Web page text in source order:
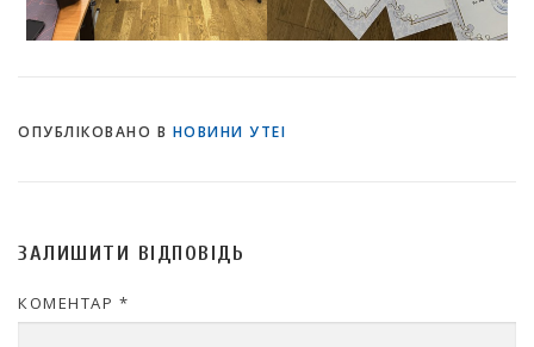
ОПУБЛІКОВАНО В НОВИНИ УТЕІ
ЗАЛИШИТИ ВІДПОВІДЬ
КОМЕНТАР *